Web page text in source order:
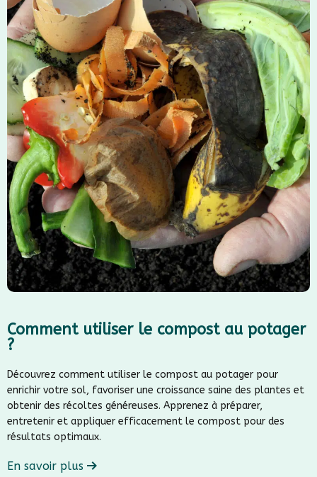
Comment utiliser le compost au potager
?
Découvrez comment utiliser le compost au potager pour
enrichir votre sol, favoriser une croissance saine des plantes et
obtenir des récoltes généreuses. Apprenez à préparer,
entretenir et appliquer efficacement le compost pour des
résultats optimaux.
En savoir plus